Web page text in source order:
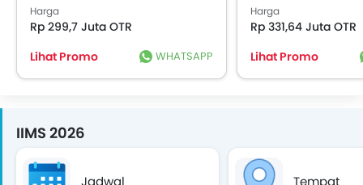
Harga
Rp 299,7 Juta OTR
Lihat Promo
WHATSAPP
Harga
Rp 331,64 Juta OTR
Lihat Promo
IIMS 2026
Jadwal Tempat